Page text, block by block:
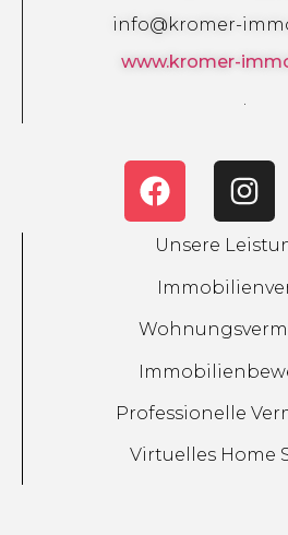
info@kromer-
www.kromer-
.
Unsere
Professionelle
Virtuelles Home